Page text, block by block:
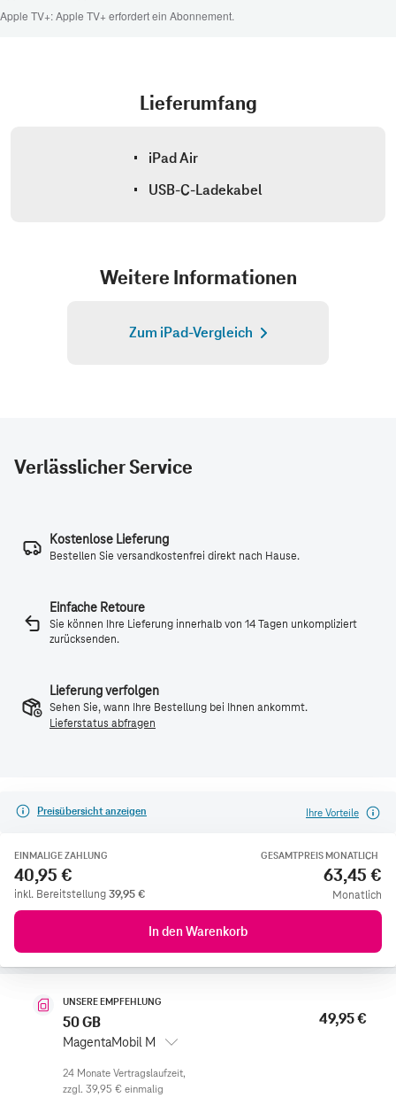
Verlässlicher Service
Kostenlose Lieferung
Bestellen Sie versandkostenfrei direkt nach Hause.
Einfache Retoure
Sie können Ihre Lieferung innerhalb von 14 Tagen unkompliziert
zurücksenden.
Lieferung verfolgen
Sehen Sie, wann Ihre Bestellung bei Ihnen ankommt.
Lieferstatus abfragen
Preisübersicht anzeigen Ihre Vorteile
EINMALIGE ZAHLUNG
40,95 €
inkl. Bereitstellung39,95€
GESAMTPREIS MONATLICH
63,45 €
Monatlich
In den Warenkorb
UNSERE EMPFEHLUNG
50 GB
MagentaMobil M
49,95 €
zzgl. 39,95 € einmalig